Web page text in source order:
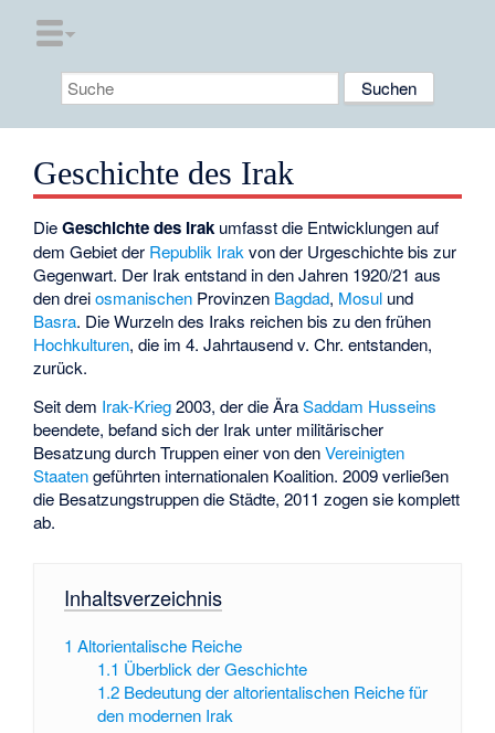
Geschichte des Irak
DieGeschichte des Irak umfasst die Entwicklungen auf
dem Gebiet der Republik Irakvon der Urgeschichte bis zur
Gegenwart. Der Irak entstand in den Jahren 1920/21 aus
den dreiosmanischen Provinzen Bagdad, Mosul und
Basra. Die Wurzeln des Iraks reichen bis zu den frühen
Hochkulturen, die im 4. Jahrtausend v. Chr. entstanden,
zurück.
Seit dem Irak-Krieg2003, der die ÄraSaddam Husseins
beendete, befand sich der Irak unter militärischer
Besatzung durch Truppen einer von denVereinigten
Staatengeführten internationalen Koalition. 2009 verließen
die Besatzungstruppen die Städte, 2011 zogen sie komplett
ab.
Inhaltsverzeichnis
1 Altorientalische Reiche
1.1 Überblick der Geschichte
1.2 Bedeutung der altorientalischen Reiche für
den modernen Irak